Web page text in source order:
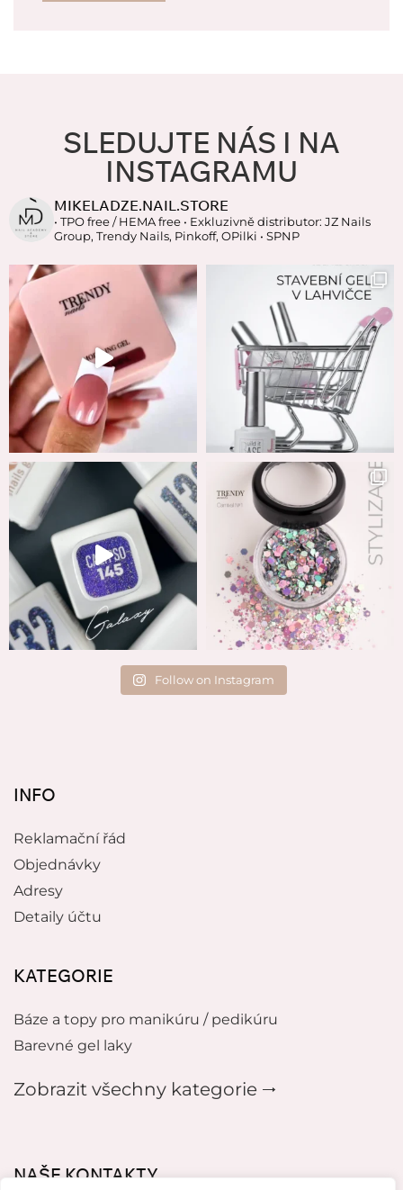
SLEDUJTE NÁS I NA
INSTAGRAMU
MIKELADZE.NAIL.STORE
• TPO free / HEMA free • Exkluzivně distributor: JZ Nails
Group, Trendy Nails, Pinkoff, OPilki • SPNP
Follow on Instagram
INFO
Reklamační řád
Objednávky
Adresy
Detaily účtu
KATEGORIE
Báze a topy pro manikúru / pedikúru
Barevné gel laky
Zobrazit všechny kategorie 🠂
NAŠE KONTAKTY